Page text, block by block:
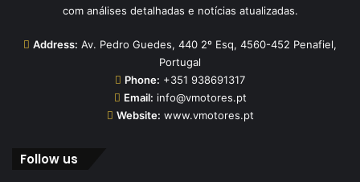
com análises detalhadas e notícias atualizadas.
Address: Av. Pedro Guedes, 440 2º Esq, 4560-452 Penafiel,
Portugal
Phone: +351 938691317
Email: info@vmotores.pt
Website: www.vmotores.pt
Follow us